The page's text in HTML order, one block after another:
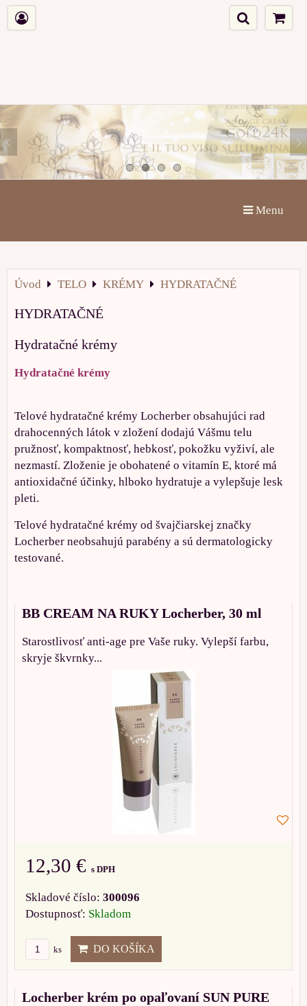
Menu
Úvod TELO KRÉMY HYDRATAČNÉ
HYDRATAČNÉ
Hydratačné krémy
Hydratačné krémy
Telové hydratačné krémy Locherber obsahujúci rad
drahocenných látok v zložení dodajú Vášmu telu
pružnosť, kompaktnosť, hebkosť, pokožku vyživí, ale
nezmastí. Zloženie je obohatené o vitamín E, ktoré má
antioxidačné účinky, hlboko hydratuje a vylepšuje lesk
pleti.
Telové hydratačné krémy od švajčiarskej značky
Locherber neobsahujú parabény a sú dermatologicky
testované.
BB CREAM NA RUKY Locherber, 30 ml
Starostlivosť anti-age pre Vaše ruky. Vylepší farbu,
skryje škvrnky...
12,30 € s DPH
Skladové číslo: 300096
Dostupnosť: Skladom
ks DO KOŠÍKA
Locherber krém po opaľovaní SUN PURE